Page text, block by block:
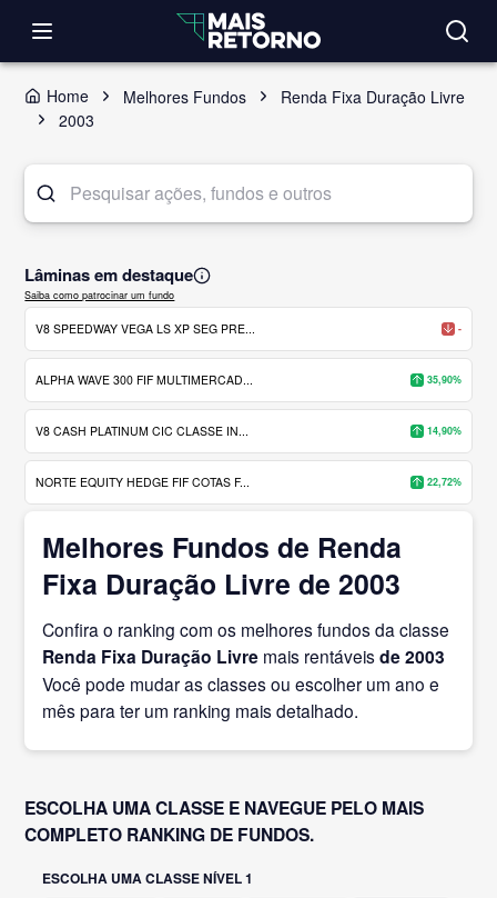
Home Melhores Fundos
Renda Fixa Duração Livre
2003
Lâminas em destaque
Saiba como patrocinar um fundo
V8 SPEEDWAY VEGA LS XP SEG PRE... -
ALPHA WAVE 300 FIF MULTIMERCAD... 35,90%
V8 CASH PLATINUM CIC CLASSE IN... 14,90%
NORTE EQUITY HEDGE FIF COTAS F... 22,72%
Melhores Fundos de Renda
Fixa Duração Livre de 2003
Confira o ranking com os melhores fundos da classe
Renda Fixa Duração Livre mais rentáveisde 2003
Você pode mudar as classes ou escolher um ano e
mês para ter um ranking mais detalhado.
ESCOLHA UMA CLASSE E NAVEGUE PELO MAIS
COMPLETO RANKING DE FUNDOS.
ESCOLHA UMA CLASSE NÍVEL 1